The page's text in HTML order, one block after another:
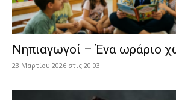
Νηπιαγωγοί – Ένα ωράριο
23 Μαρτίου 2026 στις 20:03